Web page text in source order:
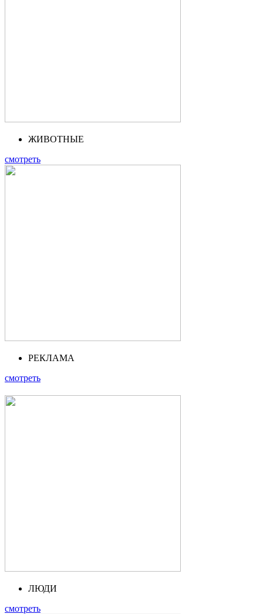
ЖИВОТНЫЕ
смотреть
РЕКЛАМА
смотреть
ЛЮДИ
смотреть